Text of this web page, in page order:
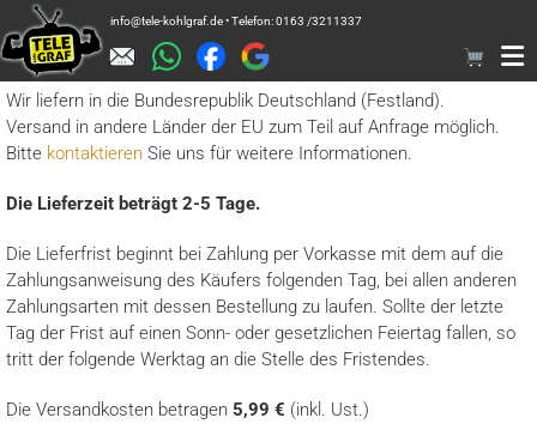
Zum
Inhalt
springen
info@tele-kohlgraf.de • Telefon: 0163 /3211337
Wir liefern in die Bundesrepublik Deutschland (Festland).
Versand in andere Länder der EU zum Teil auf Anfrage möglich.
Bitte kontaktieren Sie uns für weitere Informationen.
Die Lieferzeit beträgt 2-5 Tage.
Die Lieferfrist beginnt bei Zahlung per Vorkasse mit dem auf die
Zahlungsanweisung des Käufers folgenden Tag, bei allen anderen
Zahlungsarten mit dessen Bestellung zu laufen. Sollte der letzte
Tag der Frist auf einen Sonn- oder gesetzlichen Feiertag fallen, so
tritt der folgende Werktag an die Stelle des Fristendes.
Die Versandkosten betragen 5,99 € (inkl. Ust.)